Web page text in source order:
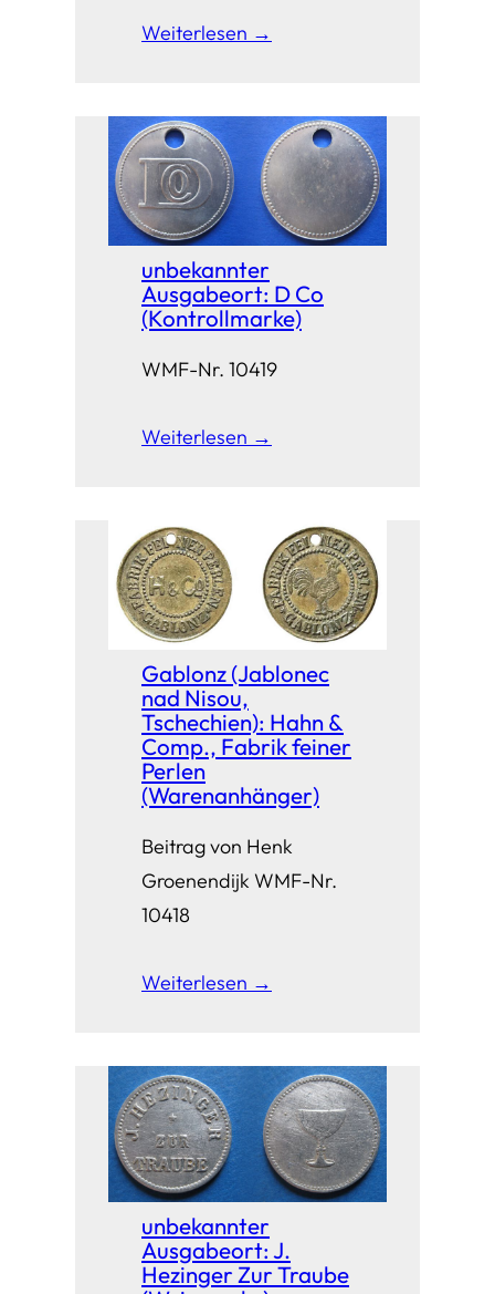
Weiterlesen →
unbekannter
Ausgabeort: D Co
(Kontrollmarke)
WMF-Nr. 10419
Weiterlesen →
Gablonz (Jablonec
nad Nisou,
Tschechien): Hahn &
Comp., Fabrik feiner
Perlen
(Warenanhänger)
Beitrag von Henk
Groenendijk WMF-Nr.
10418
Weiterlesen →
unbekannter
Ausgabeort: J.
Hezinger Zur Traube